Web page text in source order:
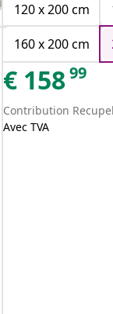
120 x 200 cm
160 x 200 cm
€ 15899
Contribution
Avec TVA